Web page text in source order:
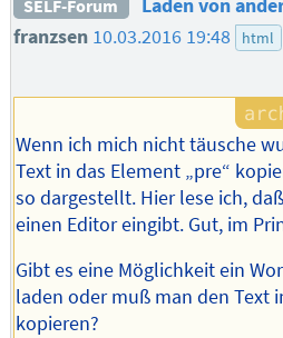
SELF-Forum
Laden von
franzsen 10.03.2016 19:48 html
Wenn ich mich nicht täusche
Text in das Element „pre“
so dargestellt. Hier lese ich,
einen Editor eingibt. Gut, im
Gibt es eine Möglichkeit ein
laden oder muß man den Text
kopieren?